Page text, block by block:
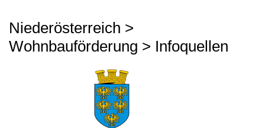
Niederösterreich >
Wohnbauförderung > Infoquellen